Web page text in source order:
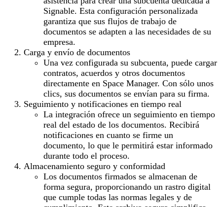
Signable. Esta configuración personalizada
garantiza que sus flujos de trabajo de
documentos se adapten a las necesidades de su
empresa.
Carga y envío de documentos
Una vez configurada su subcuenta, puede cargar
contratos, acuerdos y otros documentos
directamente en Space Manager. Con sólo unos
clics, sus documentos se envían para su firma.
Seguimiento y notificaciones en tiempo real
La integración ofrece un seguimiento en tiempo
real del estado de los documentos. Recibirá
notificaciones en cuanto se firme un
documento, lo que le permitirá estar informado
durante todo el proceso.
Almacenamiento seguro y conformidad
Los documentos firmados se almacenan de
forma segura, proporcionando un rastro digital
que cumple todas las normas legales y de